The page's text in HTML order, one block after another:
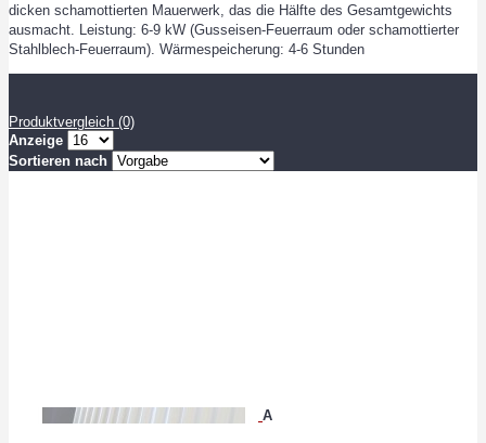
dicken schamottierten Mauerwerk, das die Hälfte des Gesamtgewichts
ausmacht. Leistung: 6-9 kW (Gusseisen-Feuerraum oder schamottierter
Stahlblech-Feuerraum). Wärmespeicherung: 4-6 Stunden
Produktvergleich (0)
Anzeige
Sortieren nach
A